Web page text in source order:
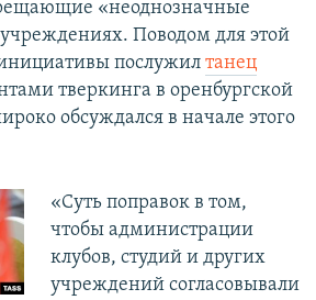
«неоднозначные
Поводом для этой
послужил танец
тверкинга в оренбургской
обсуждался в начале этого
«Суть поправок в том,
чтобы администрации
клубов, студий и других
учреждений согласовывали